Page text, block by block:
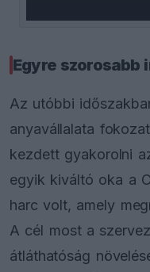
Egyre szorosabb
Az utóbbi
anyavállalata
kezdett gyakorolni
egyik kiváltó oka a
harc volt, amely
A cél most a
átláthatóság